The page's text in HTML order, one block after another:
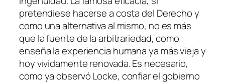
pretendiese hacerse a costa del Derecho y
como una alternativa al mismo, no es más
que la fuente de la arbitrariedad, como
enseña la experiencia humana ya más vieja y
hoy vívidamente renovada. Es necesario,
como ya observó Locke, confiar el gobierno